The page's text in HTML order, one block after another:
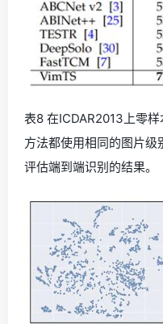
表8 在ICDAR2013上零
方法都使用相同的图片
评估端到端识别的结果。